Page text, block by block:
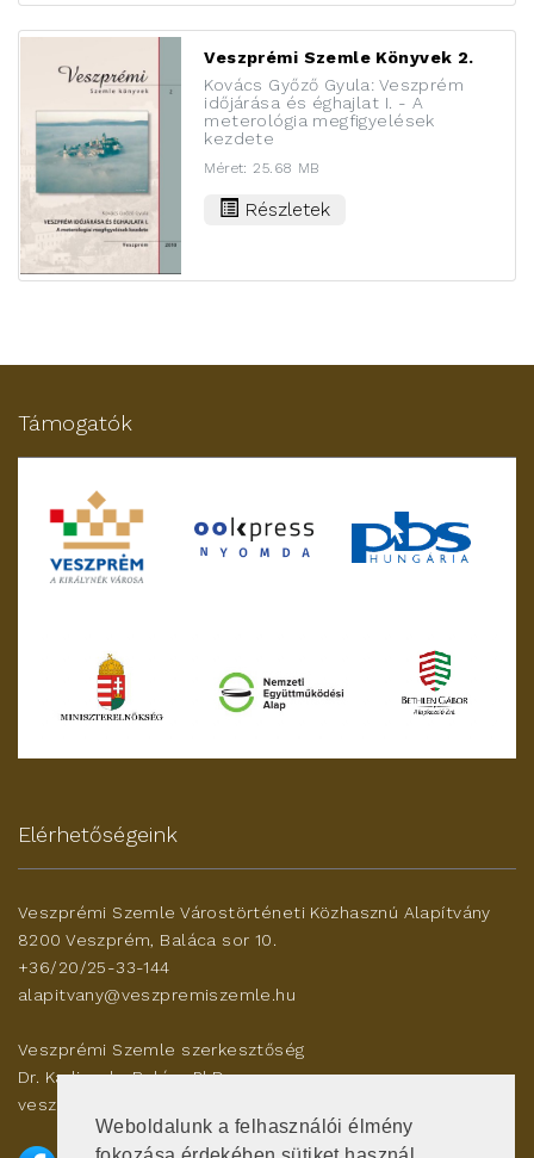
Weboldalunk a felhasználói élmény
Veszprémi Szemle Könyvek 2.
Kovács Győző Gyula: Veszprém
időjárása és éghajlat I. - A
meterológia megfigyelések
kezdete
Méret: 25.68 MB
Részletek
Támogatók
Elérhetőségeink
Veszprémi Szemle Várostörténeti Közhasznú Alapítvány
8200 Veszprém, Baláca sor 10.
+36/20/25-33-144
alapitvany@veszpremiszemle.hu
Veszprémi Szemle szerkesztőség
Dr. Karlinszky Balázs PhD
veszleszerk@gmail.com